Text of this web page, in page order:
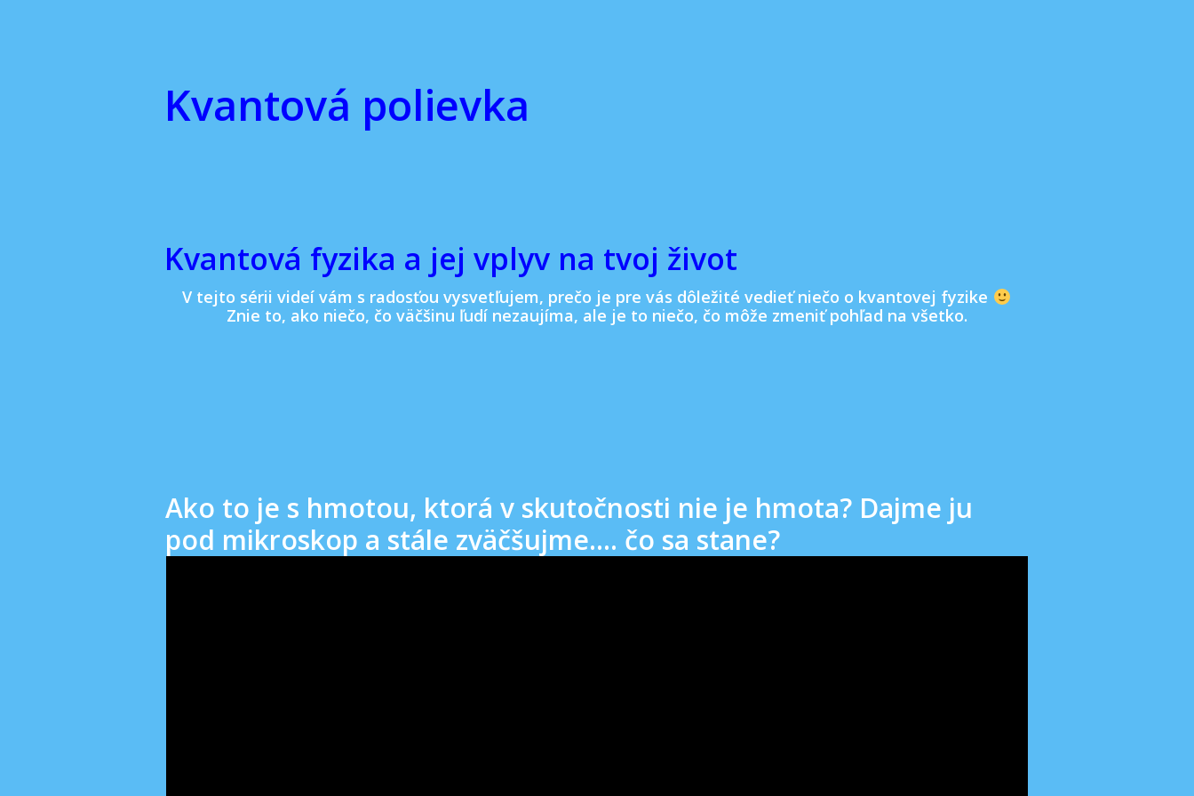
Kvantová polievka
Kvantová fyzika a jej vplyv na tvoj život
V tejto sérii videí vám s radosťou vysvetľujem, prečo je pre vás dôležité vedieť niečo o kvantovej fyzike
Znie to, ako niečo, čo väčšinu ľudí nezaujíma, ale je to niečo, čo môže zmeniť pohľad na všetko.
Ako to je s hmotou, ktorá v skutočnosti nie je hmota? Dajme ju
pod mikroskop a stále zväčšujme.... čo sa stane?